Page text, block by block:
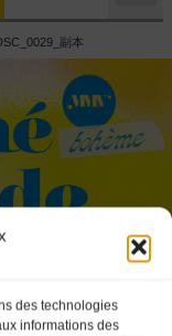
des technologies
informations des
副本